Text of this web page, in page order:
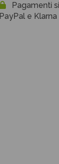
Pagamenti
PayPal e Klarna